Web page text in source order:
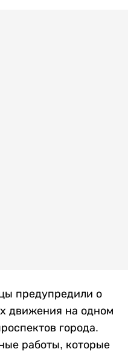
предупредили о
движения на одном
города.
работы, которые